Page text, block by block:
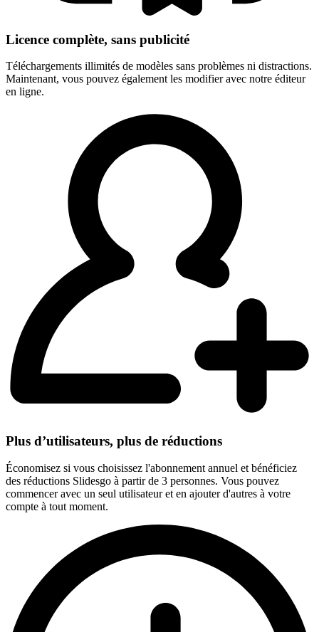
Licence complète, sans publicité
Téléchargements illimités de modèles sans problèmes ni distractions.
Maintenant, vous pouvez également les modifier avec notre éditeur
en ligne.
Plus d’utilisateurs, plus de réductions
Économisez si vous choisissez l'abonnement annuel et bénéficiez
des réductions Slidesgo à partir de 3 personnes. Vous pouvez
commencer avec un seul utilisateur et en ajouter d'autres à votre
compte à tout moment.